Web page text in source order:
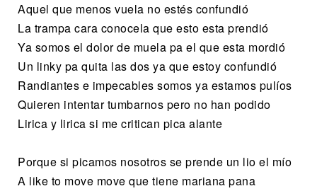
Aquel que menos vuela no estés confundió
La trampa cara conocela que esto esta prendió
Ya somos el dolor de muela pa el que esta mordió
Un linky pa quita las dos ya que estoy confundió
Randiantes e impecables somos ya estamos pulíos
Quieren intentar tumbarnos pero no han podido
Lirica y lirica si me critican pica alante
Porque si picamos nosotros se prende un lio el mío
A like to move move que tiene mariana pana